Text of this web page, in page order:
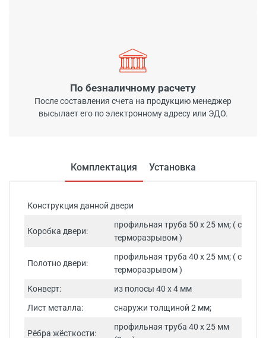
По безналичному расчету
После составления счета на продукцию менеджер
высылает его по электронному адресу или ЭДО.
Комплектация Установка
Конструкция данной двери
Коробка двери:
профильная труба 50 х 25 мм; ( с
терморазрывом )
Полотно двери:
профильная труба 40 х 25 мм; ( с
терморазрывом )
Конверт:
из полосы 40 x 4 мм
Лист металла:
снаружи толщиной 2 мм;
Рёбра жёсткости:
профильная труба 40 х 25 мм